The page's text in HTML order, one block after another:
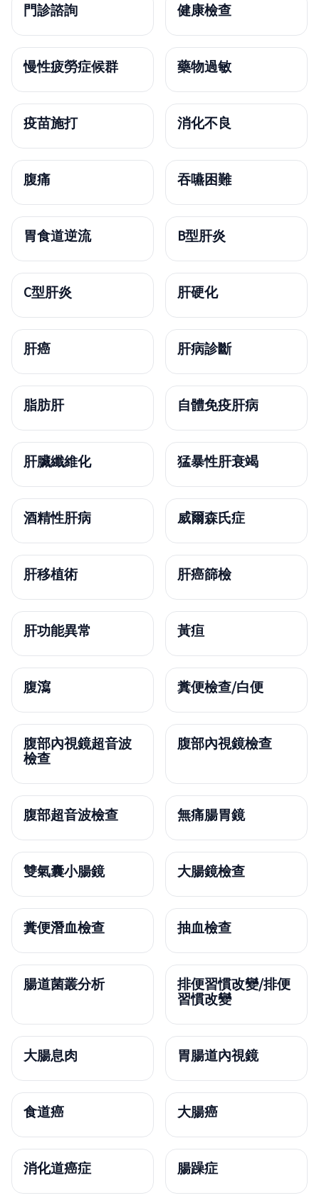
門診諮詢 健康檢查
慢性疲勞症候群 藥物過敏
疫苗施打 消化不良
腹痛 吞嚥困難
胃食道逆流 B型肝炎
C型肝炎 肝硬化
肝癌 肝病診斷
脂肪肝 自體免疫肝病
肝臟纖維化 猛暴性肝衰竭
酒精性肝病 威爾森氏症
肝移植術 肝癌篩檢
肝功能異常 黃疸
腹瀉 糞便檢查/白便
腹部內視鏡超音波
檢查
腹部內視鏡檢查
腹部超音波檢查 無痛腸胃鏡
雙氣囊小腸鏡 大腸鏡檢查
糞便潛血檢查 抽血檢查
腸道菌叢分析
排便習慣改變/排便
習慣改變
大腸息肉 胃腸道內視鏡
食道癌 大腸癌
消化道癌症 腸躁症